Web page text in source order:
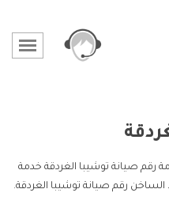
رقم صيانة توشيبا الغردقة خدمة
رقم صيانة توشيبا الغردقة.